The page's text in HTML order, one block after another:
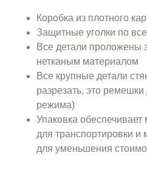
Коробка из плотного
Защитные уголки по
Все детали проложены
нетканым материалом
Все крупные детали
разрезать, это
режима)
Упаковка
для транспортировки
для уменьшения